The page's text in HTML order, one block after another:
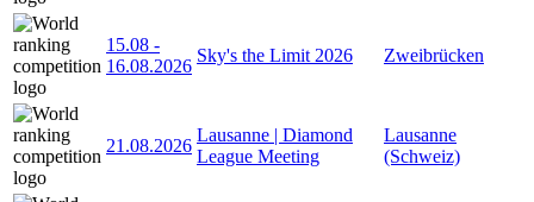
15.08 -
16.08.2026
Sky's the Limit 2026 Zweibrücken
21.08.2026
Lausanne | Diamond
League Meeting
Lausanne
(Schweiz)